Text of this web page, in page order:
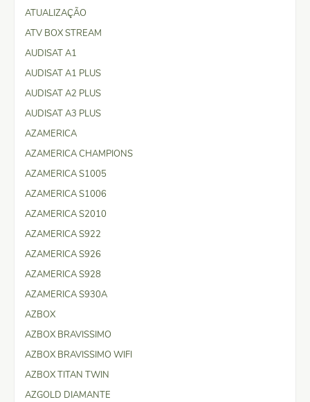
ATUALIZAÇÃO
ATV BOX STREAM
AUDISAT A1
AUDISAT A1 PLUS
AUDISAT A2 PLUS
AUDISAT A3 PLUS
AZAMERICA
AZAMERICA CHAMPIONS
AZAMERICA S1005
AZAMERICA S1006
AZAMERICA S2010
AZAMERICA S922
AZAMERICA S926
AZAMERICA S928
AZAMERICA S930A
AZBOX
AZBOX BRAVISSIMO
AZBOX BRAVISSIMO WIFI
AZBOX TITAN TWIN
AZGOLD DIAMANTE